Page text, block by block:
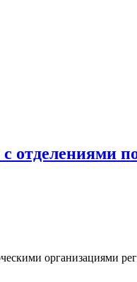
отделениями
организациями